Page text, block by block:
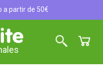
a partir de 50€